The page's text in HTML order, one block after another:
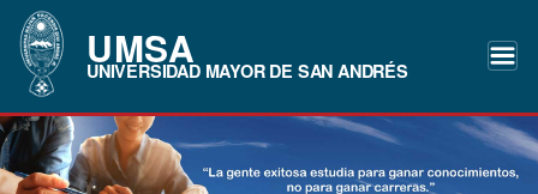
UMSA
UNIVERSIDAD MAYOR DE SAN ANDRÉS